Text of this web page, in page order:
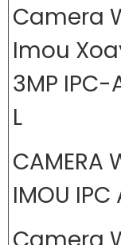
Camera
Imou
3MP IPC-
L
CAMERA
IMOU IPC